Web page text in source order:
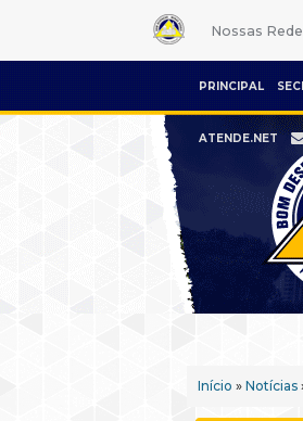
Nossas
PRINCIPAL
ATENDE.NET
Início » Notícias